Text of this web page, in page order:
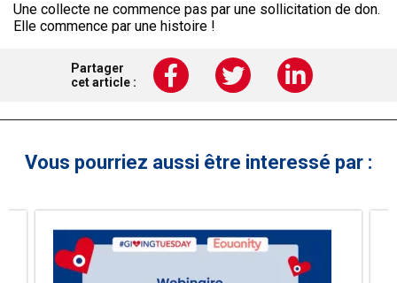
Une collecte ne commence pas par une sollicitation de don.
Elle commence par une histoire !
Partager
cet article :
Vous pourriez aussi être interessé par :